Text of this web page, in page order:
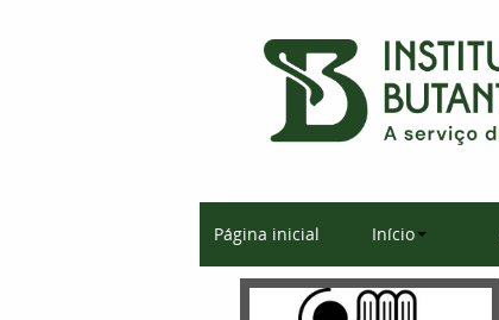
Página inicial Início